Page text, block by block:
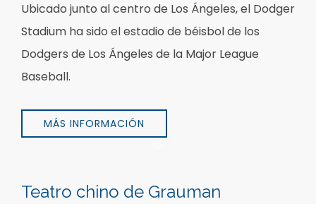
Ubicado junto al centro de Los Ángeles, el Dodger
Stadium ha sido el estadio de béisbol de los
Dodgers de Los Ángeles de la Major League
Baseball.
MÁS INFORMACIÓN
Teatro chino de Grauman